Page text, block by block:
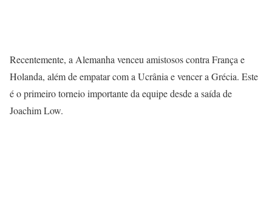
Recentemente, a Alemanha venceu amistosos contra França e
Holanda, além de empatar com a Ucrânia e vencer a Grécia. Este
é o primeiro torneio importante da equipe desde a saída de
Joachim Low.